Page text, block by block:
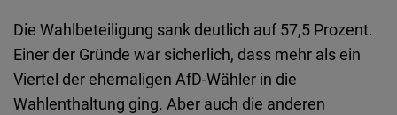
Die Wahlbeteiligung sank deutlich auf 57,5 Prozent.
Einer der Gründe war sicherlich, dass mehr als ein
Viertel der ehemaligen AfD-Wähler in die
Wahlenthaltung ging. Aber auch die anderen